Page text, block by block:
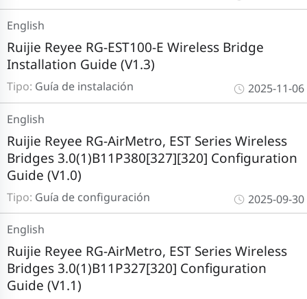
Tipo: Guía de instalación
Ruijie Reyee RG-EST100-E Wireless Bridge
Installation Guide (V1.3)
English
2025-11-06
Tipo: Guía de configuración
Ruijie Reyee RG-AirMetro, EST Series Wireless
Bridges 3.0(1)B11P380[327][320] Configuration
Guide (V1.0)
English
2025-09-30
Ruijie Reyee RG-AirMetro, EST Series Wireless
Bridges 3.0(1)B11P327[320] Configuration
Guide (V1.1)
English